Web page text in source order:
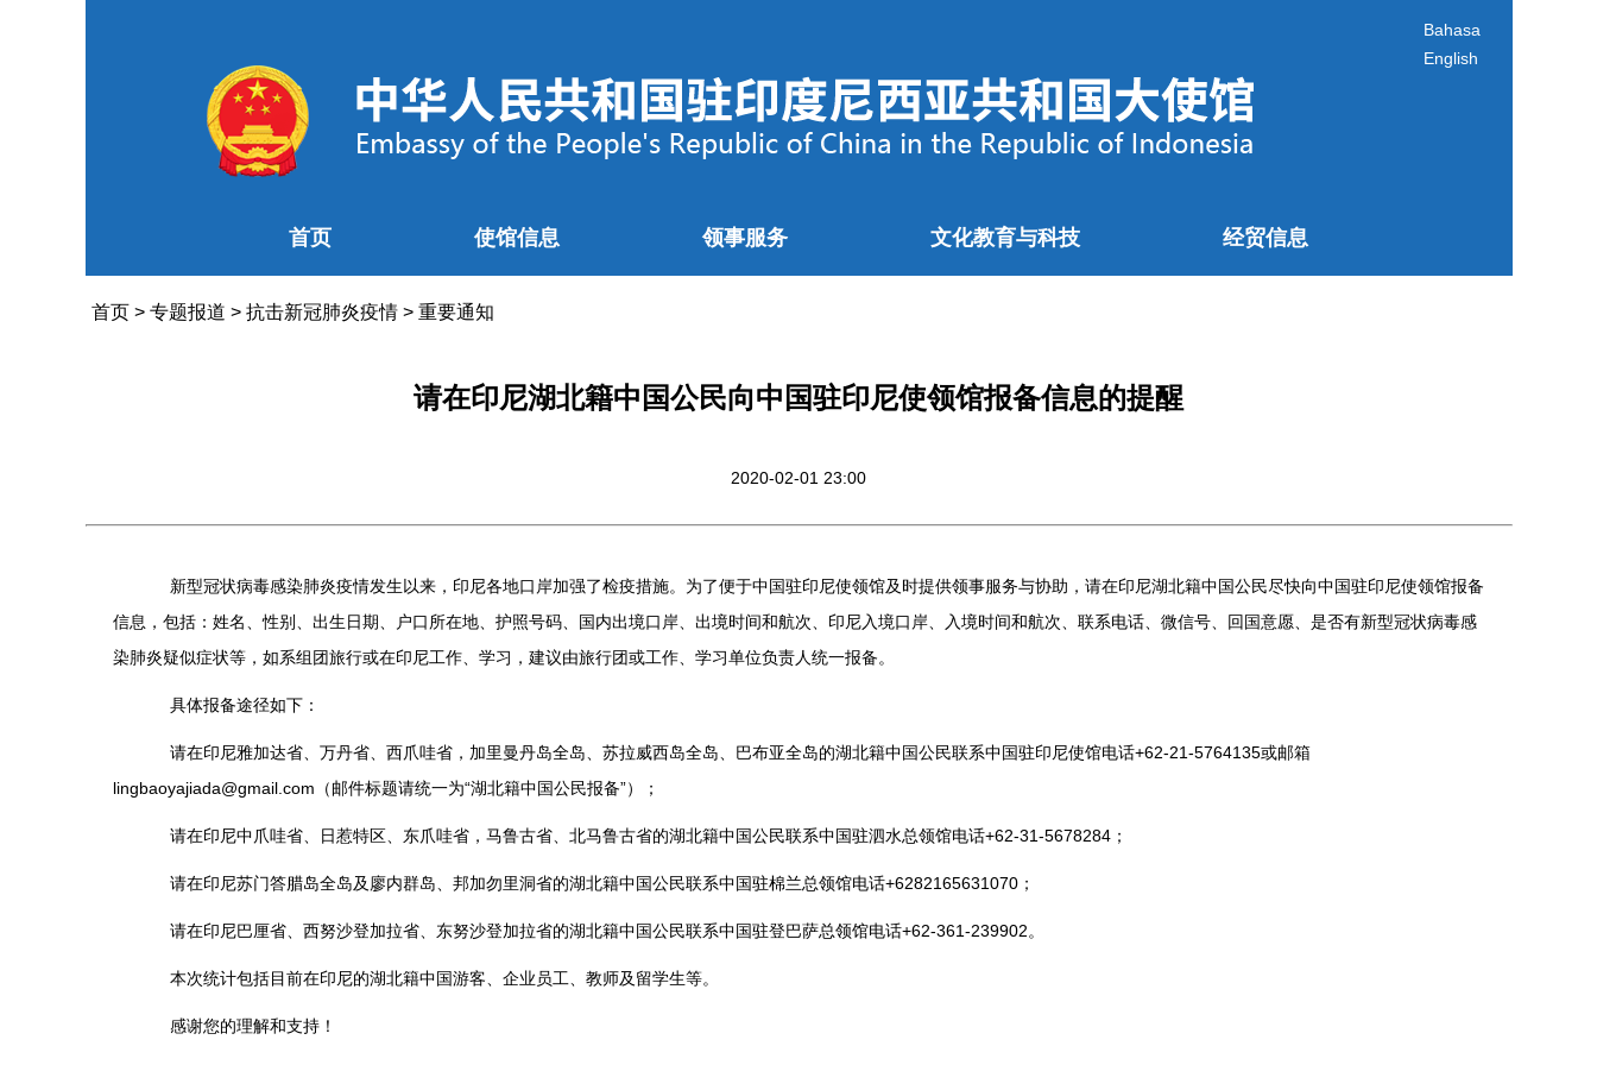
Bahasa
English
首页 使馆信息 领事服务 文化教育与科技 经贸信息
首页> 专题报道 > 抗击新冠肺炎疫情> 重要通知
请在印尼湖北籍中国公民向中国驻印尼使领馆报备信息的提醒
2020-02-01 23:00
新型冠状病毒感染肺炎疫情发生以来，印尼各地口岸加强了检疫措施。为了便于中国驻印尼使领馆及时提供领事服务与协助，请在印尼湖北籍中国公民尽快向中国驻印尼使领馆报备
信息，包括：姓名、性别、出生日期、户口所在地、护照号码、国内出境口岸、出境时间和航次、印尼入境口岸、入境时间和航次、联系电话、微信号、回国意愿、是否有新型冠状病毒感
染肺炎疑似症状等，如系组团旅行或在印尼工作、学习，建议由旅行团或工作、学习单位负责人统一报备。
具体报备途径如下：
请在印尼雅加达省、万丹省、西爪哇省，加里曼丹岛全岛、苏拉威西岛全岛、巴布亚全岛的湖北籍中国公民联系中国驻印尼使馆电话+62-21-5764135或邮箱
lingbaoyajiada@gmail.com（邮件标题请统一为“湖北籍中国公民报备”）；
请在印尼中爪哇省、日惹特区、东爪哇省，马鲁古省、北马鲁古省的湖北籍中国公民联系中国驻泗水总领馆电话+62-31-5678284；
请在印尼苏门答腊岛全岛及廖内群岛、邦加勿里洞省的湖北籍中国公民联系中国驻棉兰总领馆电话+6282165631070；
请在印尼巴厘省、西努沙登加拉省、东努沙登加拉省的湖北籍中国公民联系中国驻登巴萨总领馆电话+62-361-239902。
本次统计包括目前在印尼的湖北籍中国游客、企业员工、教师及留学生等。
感谢您的理解和支持！